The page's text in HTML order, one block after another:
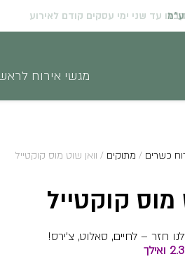
עד שני ימי עסקים קודם לאירוע
מגשי אירוח
כשרים / מתוקים / וואן שוט מוס קוקטייל
מוס קוקטייל
חזר – לחיים, סאלוט, צ’ירס!